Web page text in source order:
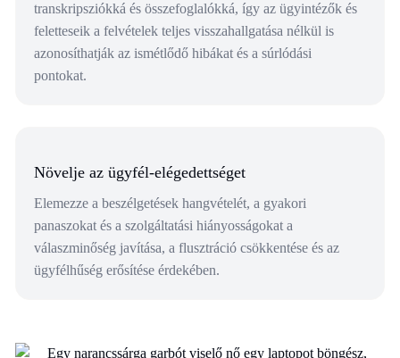
transkripsziókká és összefoglalókká, így az ügyintézők és
feletteseik a felvételek teljes visszahallgatása nélkül is
azonosíthatják az ismétlődő hibákat és a súrlódási
pontokat.
Növelje az ügyfél-elégedettséget
Elemezze a beszélgetések hangvételét, a gyakori
panaszokat és a szolgáltatási hiányosságokat a
válaszminőség javítása, a flusztráció csökkentése és az
ügyfélhűség erősítése érdekében.